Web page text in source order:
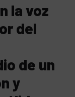
la voz
del
de un
y